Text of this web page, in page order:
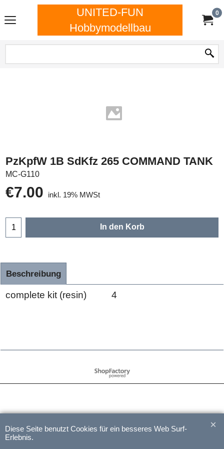
UNITED-FUN
Hobbymodellbau
0
PzKpfW 1B SdKfz 265 COMMAND TANK
MC-G110
€7.00 inkl. 19% MWSt
In den Korb
Beschreibung
complete kit (resin) 4
WebShop erstellt mit
ShopFactory Shop
Diese Seite benutzt Cookies für ein besseres Web Surf-
Erlebnis.